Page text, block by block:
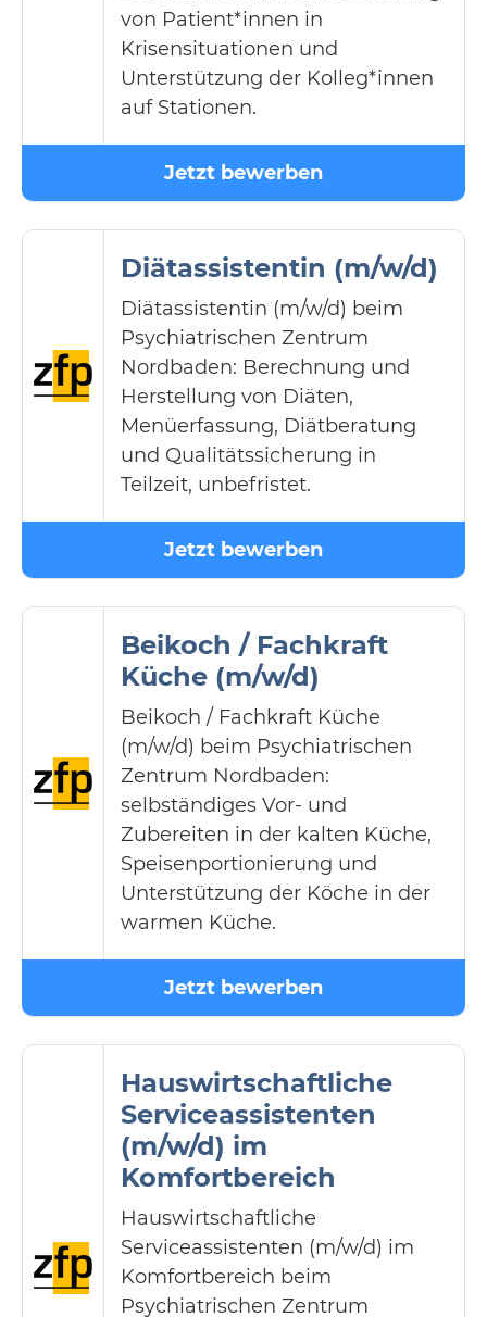
von Patient*innen in
Krisensituationen und
Unterstützung der Kolleg*innen
auf Stationen.
Jetzt bewerben
Diätassistentin (m/w/d)
Diätassistentin (m/w/d) beim
Psychiatrischen Zentrum
Nordbaden: Berechnung und
Herstellung von Diäten,
Menüerfassung, Diätberatung
und Qualitätssicherung in
Teilzeit, unbefristet.
Jetzt bewerben
Beikoch / Fachkraft
Küche (m/w/d)
Beikoch / Fachkraft Küche
(m/w/d) beim Psychiatrischen
Zentrum Nordbaden:
selbständiges Vor- und
Zubereiten in der kalten Küche,
Speisenportionierung und
Unterstützung der Köche in der
warmen Küche.
Jetzt bewerben
Hauswirtschaftliche
Serviceassistenten
(m/w/d) im
Komfortbereich
Hauswirtschaftliche
Serviceassistenten (m/w/d) im
Komfortbereich beim
Psychiatrischen Zentrum